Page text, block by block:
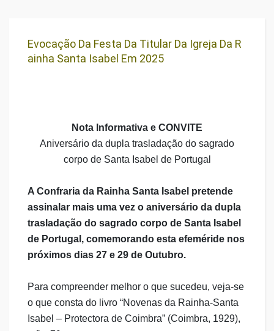
Evocação Da Festa Da Titular Da Igreja Da R
Ainha Santa Isabel Em 2025
Nota Informativa e CONVITE
Aniversário da dupla trasladação do sagrado
corpo de Santa Isabel de Portugal
A Confraria da Rainha Santa Isabel pretende
assinalar mais uma vez o aniversário da dupla
trasladação do sagrado corpo de Santa Isabel
de Portugal, comemorando esta efeméride nos
próximos dias 27 e 29 de Outubro.
Para compreender melhor o que sucedeu, veja-se
o que consta do livro “Novenas da Rainha-Santa
Isabel – Protectora de Coimbra” (Coimbra, 1929),